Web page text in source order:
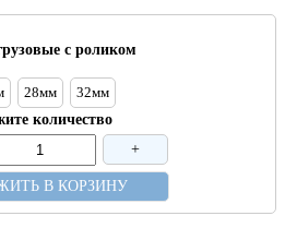
с роликом
28мм
32мм
количество
+
В КОРЗИНУ